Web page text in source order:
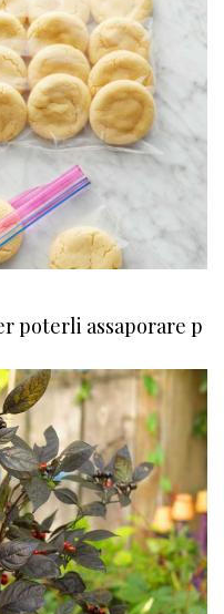
poterli assaporare p